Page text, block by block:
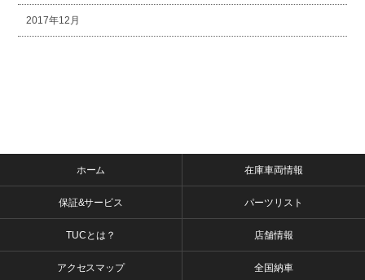
2017年12月
ホーム 在庫車両情報
保証&サービス パーツリスト
TUCとは？ 店舗情報
アクセスマップ 全国納車